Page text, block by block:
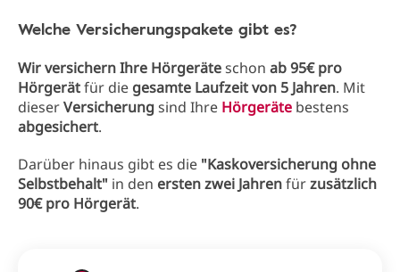
Welche Versicherungspakete gibt es?
Wir versichern Ihre Hörgeräteschon ab 95€ pro
Hörgerätfür die gesamte Laufzeit von 5 Jahren. Mit
dieserVersicherungsind Ihre Hörgeräte bestens
abgesichert.
Darüber hinaus gibt es die "Kaskoversicherung ohne
Selbstbehalt" in den ersten zwei Jahrenfürzusätzlich
90€ pro Hörgerät.